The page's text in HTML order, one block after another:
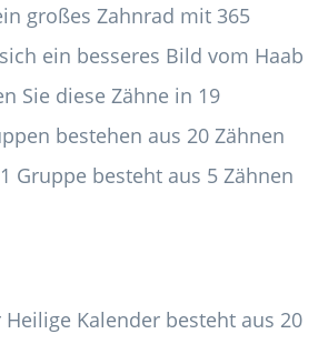
großes Zahnrad mit 365
ein besseres Bild vom Haab
Sie diese Zähne in 19
bestehen aus 20 Zähnen
Gruppe besteht aus 5 Zähnen
Heilige Kalender besteht aus 20